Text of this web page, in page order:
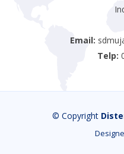
Email:
Telp:
© Copyright